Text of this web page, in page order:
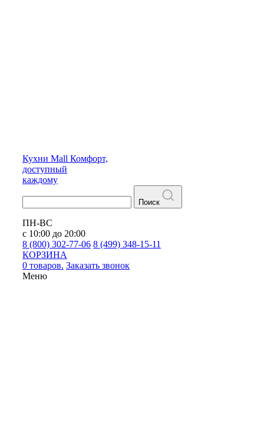
Кухни Mall Комфорт,
доступный
каждому
Поиск
ПН-ВС
с 10:00 до 20:00
8 (800) 302-77-06 8 (499) 348-15-11
КОРЗИНА
0 товаров. Заказать звонок
Меню